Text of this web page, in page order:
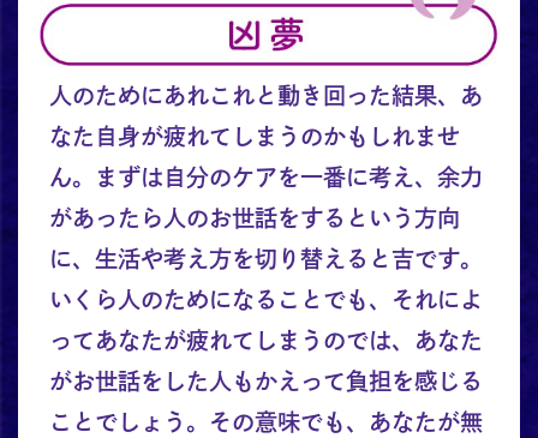
人のためにあれこれと動き回った結果、あ
なた自身が疲れてしまうのかもしれませ
ん。まずは自分のケアを一番に考え、余力
があったら人のお世話をするという方向
に、生活や考え方を切り替えると吉です。
いくら人のためになることでも、それによ
ってあなたが疲れてしまうのでは、あなた
がお世話をした人もかえって負担を感じる
ことでしょう。その意味でも、あなたが無